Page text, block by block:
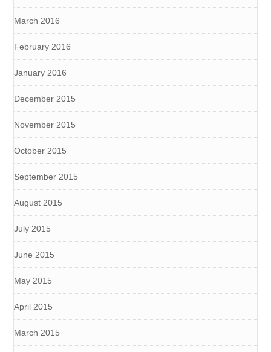
March 2016
February 2016
January 2016
December 2015
November 2015
October 2015
September 2015
August 2015
July 2015
June 2015
May 2015
April 2015
March 2015